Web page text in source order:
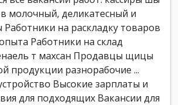
молочный, деликатесный и
на раскладку товаров
Работники на склад
т махсан Продавцы щицы
продукции разнорабочие ...
Высокие зарплаты и
для подходящих Вакансии для